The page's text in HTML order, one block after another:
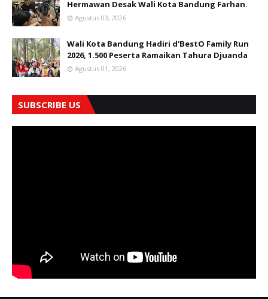
Hermawan Desak Wali Kota Bandung Farhan.
Agustus 03, 2026
Wali Kota Bandung Hadiri d'BestO Family Run
2026, 1.500 Peserta Ramaikan Tahura Djuanda
Agustus 01, 2026
SUBSCRIBE US